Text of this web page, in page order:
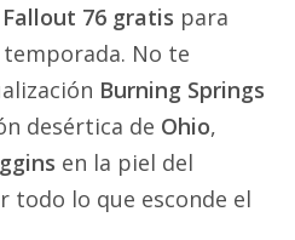
Fallout 76 gratis para
No te
Burning Springs
desértica de Ohio,
en la piel del
todo lo que esconde el